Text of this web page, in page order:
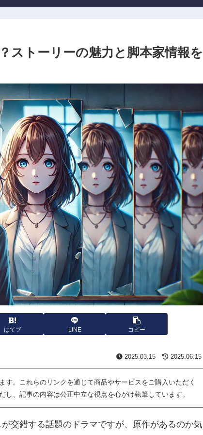
ストーリーの魅力と脚本家情報を
はてブ LINE コピー
2025.03.15 2025.06.15
。これらのリンクを通じて商品やサービスをご購入いただく
、記事の内容は公正中立な視点を心がけ執筆しています。
交錯する話題のドラマですが、原作があるのか気